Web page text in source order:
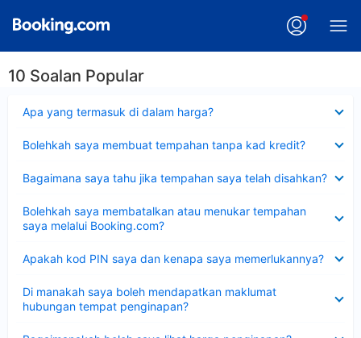
10 Soalan Popular
Apa yang termasuk di dalam harga?
Bolehkah saya membuat tempahan tanpa kad kredit?
Bagaimana saya tahu jika tempahan saya telah disahkan?
Bolehkah saya membatalkan atau menukar tempahan
saya melalui Booking.com?
Apakah kod PIN saya dan kenapa saya memerlukannya?
Di manakah saya boleh mendapatkan maklumat
hubungan tempat penginapan?